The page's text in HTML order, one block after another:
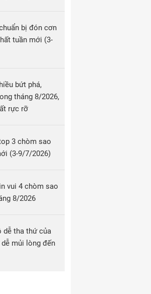
bị đón cơn
tuần mới (3-
bứt phá,
tháng 8/2026,
rực rỡ
3 chòm sao
(3-9/7/2026)
vui 4 chòm sao
8/2026
dễ tha thứ của
mủi lòng đến